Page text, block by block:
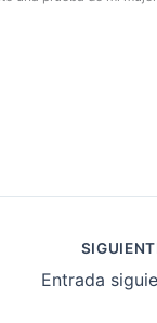
Entrada